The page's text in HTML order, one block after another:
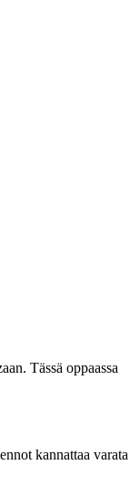
Tässä oppaassa
kannattaa varata